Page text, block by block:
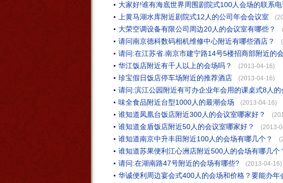
大家好!谁有海底世界周围剧院式100人会场的联系电
上黄马湖水库附近剧院式12人的公司年会会议室
大荣空调设备有限公司周边20人的会议室有哪些？
请问南京德科数码相机维修中心附近有哪些酒店？
请问:在江苏省.南京市建宁路14号5楼招商部附近的
华江饭店附近有千人以上的会场吗？ (2013-04-16)
珍宝假日饭店停车场附近的推荐酒店 (2013-04-16)
请问:滨江公园附近有可办企业年会用的课桌式8人的
味全食品附近台型1000人的最潮会场 (2013-04-16)
谁知道凤凰台饭店附近300人的会议室哪家好？
谁知道金盾饭店附近50人的会议室哪家好？ (2013-
谁知道南京中升丰田附近100人的会场有哪几个？
谁知道苏果便利江心洲店附近500人的会场有哪几个
请问:在湖南路47号附近的会场有哪些? (2013-04-16)
华诚便利周边宴会式400人的会场和价格？要能办年